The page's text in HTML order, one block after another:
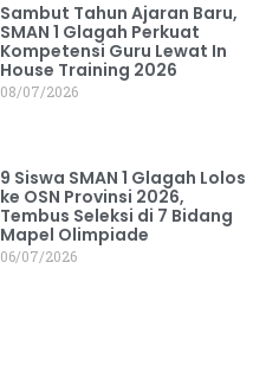
Sambut Tahun Ajaran Baru,
SMAN 1 Glagah Perkuat
Kompetensi Guru Lewat In
House Training 2026
08/07/2026
9 Siswa SMAN 1 Glagah Lolos
ke OSN Provinsi 2026,
Tembus Seleksi di 7 Bidang
Mapel Olimpiade
06/07/2026